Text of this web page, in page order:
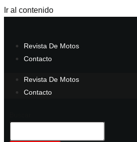
Ir al contenido
Revista De Motos
Contacto
Revista De Motos
Contacto